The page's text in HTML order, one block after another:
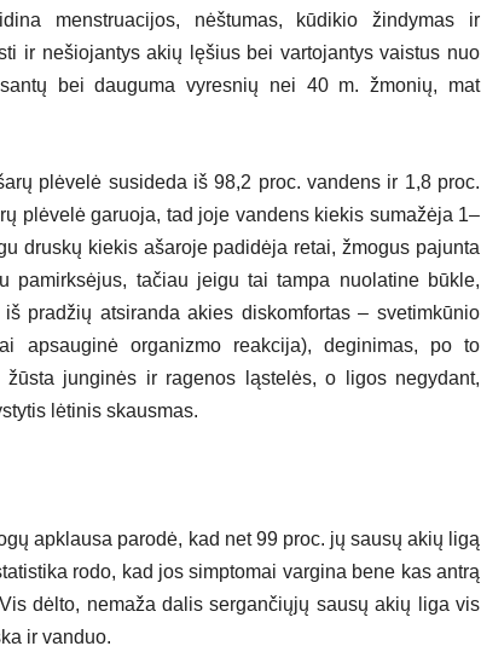
menstruacijos, nėštumas, kūdikio žindymas ir
ir nešiojantys akių lęšius bei vartojantys vaistus nuo
bei dauguma vyresnių nei 40 m. žmonių, mat
plėvelė susideda iš 98,2 proc. vandens ir 1,8 proc.
plėvelė garuoja, tad joje vandens kiekis sumažėja 1–
druskų kiekis ašaroje padidėja retai, žmogus pajunta
pamirksėjus, tačiau jeigu tai tampa nuolatine būkle,
pradžių atsiranda akies diskomfortas – svetimkūnio
apsauginė organizmo reakcija), deginimas, po to
junginės ir ragenos ląstelės, o ligos negydant,
lėtinis skausmas.
apklausa parodė, kad net 99 proc. jų sausų akių ligą
rodo, kad jos simptomai vargina bene kas antrą
dėlto, nemaža dalis sergančiųjų sausų akių liga vis
ir vanduo.